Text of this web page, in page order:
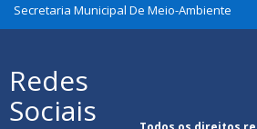
Secretaria Municipal De Meio-Ambiente
Redes
Sociais